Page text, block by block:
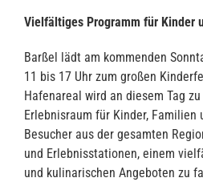
Vielfältiges Programm für Kinder
Barßel lädt am kommenden
11 bis 17 Uhr zum großen
Hafenareal wird an diesem Tag
Erlebnisraum für Kinder, Familien
Besucher aus der gesamten
und Erlebnisstationen, einem
und kulinarischen Angeboten zu